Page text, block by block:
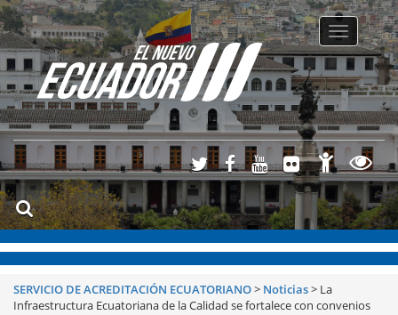
Toggle
SERVICIO DE ACREDITACIÓN ECUATORIANO> Noticias> La
Infraestructura Ecuatoriana de la Calidad se fortalece con convenios